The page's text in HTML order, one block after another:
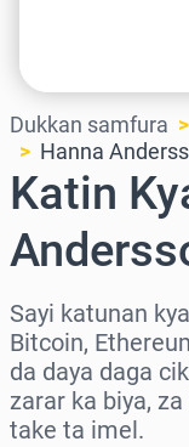
Dukkan samfura
Hanna
Katin
Sayi katunan
Bitcoin,
da daya daga
zarar ka biya,
take ta imel.